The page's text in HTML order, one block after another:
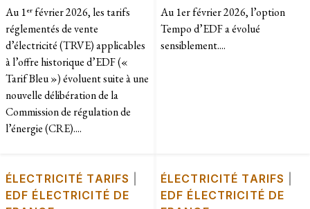
Au 1ᵉʳ février 2026, les tarifs
réglementés de vente
d’électricité (TRVE) applicables
à l’offre historique d’EDF («
Tarif Bleu ») évoluent suite à une
nouvelle délibération de la
Commission de régulation de
l’énergie (CRE)....
Au 1er février 2026, l’option
Tempo d’EDF a évolué
sensiblement....
ÉLECTRICITÉ TARIFS
EDF ÉLECTRICITÉ DE
ÉLECTRICITÉ TARIFS
EDF ÉLECTRICITÉ DE